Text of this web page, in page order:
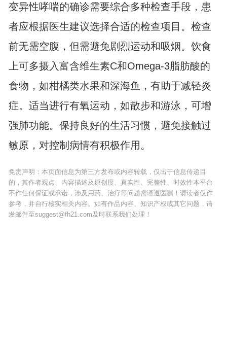
变异性哮喘的确诊需要综合多种检查手段，患
者应根据医生建议选择合适的检查项目。检查
前无需空腹，但需避免剧烈运动和吸烟。饮食
上可多摄入富含维生素C和Omega-3脂肪酸的
食物，如柑橘类水果和深海鱼，有助于减轻炎
症。适当进行有氧运动，如散步和游泳，可增
强肺功能。保持良好的生活习惯，避免接触过
敏原，对控制病情有积极作用。
免责声明：本页面信息为第三方发布或内容转载，仅出于信息传递目
的，其作者观点、内容描述及原创度、真实性、完整性、时效性本平台
不作任何保证或承诺，涉及用药、治疗等问题需谨遵医嘱！请读者仅作
参考，并自行核实相关内容。如有作品内容、知识产权或其它问题，请
发邮件至suggest@fh21.com及时联系我们处理！